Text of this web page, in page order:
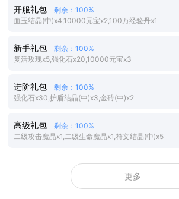
开服礼包
剩余：100%
血玉结晶(中)x4,10000元宝x2,100万经验丹x1
新手礼包
剩余：100%
复活玫瑰x5,强化石x20,10000元宝x3
进阶礼包
剩余：100%
强化石x30,护盾结晶(中)x3,金砖(中)x2
高级礼包
剩余：100%
二级攻击魔晶x1,二级生命魔晶x1,符文结晶(中)x5
更多